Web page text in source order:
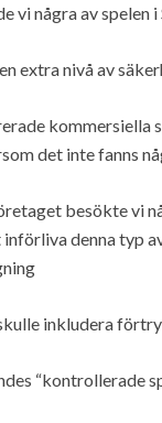
vi några av spelen
extra nivå av
kommersiella
det inte fanns
besökte vi
införliva denna typ
inkludera
“kontrollerade